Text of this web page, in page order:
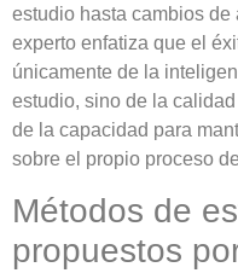
estudio hasta cambios de
experto enfatiza que el
únicamente de la
estudio, sino de la
de la capacidad para
sobre el propio proceso
Métodos de
propuestos